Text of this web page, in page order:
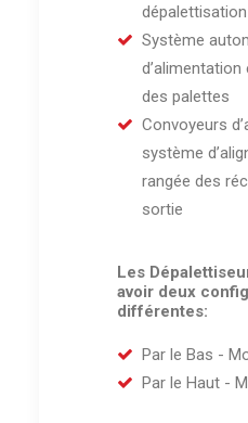
dépalettisation
Système
des palettes
Convoyeurs
système
rangée des
sortie
Les
avoir deux
différentes:
Par le Bas -
Par le Haut -